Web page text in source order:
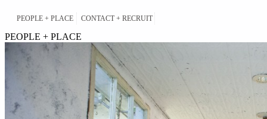
PEOPLE + PLACE CONTACT + RECRUIT
PEOPLE + PLACE